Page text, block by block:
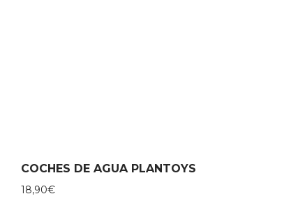
COCHES DE AGUA PLANTOYS
18,90€